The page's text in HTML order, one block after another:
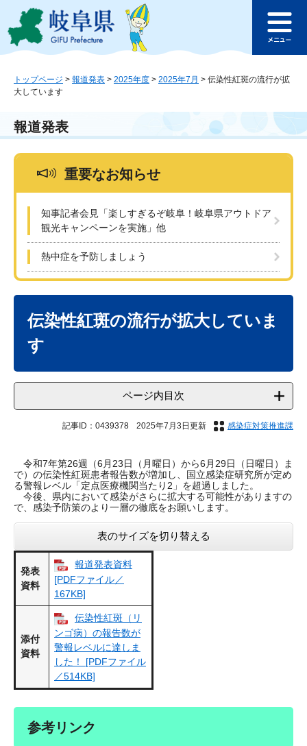
ジ
ュ
本
このページの本文へ
ュ
トップページ > 報道発表 > 2025年度 > 2025年7月 > 伝染性紅斑の流行が拡
大しています
報道発表
重要なお知らせ
知事記者会見「楽しすぎるぞ岐阜！岐阜県アウトドア
観光キャンペーンを実施」他
熱中症を予防しましょう
伝染性紅斑の流行が拡大していま
す
ページ内目次
記事ID：0439378 2025年7月3日更新 感染症対策推進課
令和7年第26週（6月23日（月曜日）から6月29日（日曜日）ま
で）の伝染性紅斑患者報告数が増加し、国立感染症研究所が定め
る警報レベル「定点医療機関当たり2」を超過しました。
今後、県内において感染がさらに拡大する可能性がありますの
で、感染予防策のより一層の徹底をお願いします。
表のサイズを切り替える
発表
資料
報道発表資料
[PDFファイル／
167KB]
添付
資料
伝染性紅斑（リ
ンゴ病）の報告数が
警報レベルに達しま
した！ [PDFファイル
／514KB]
参考リンク